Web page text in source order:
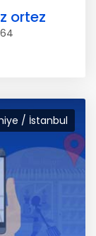
ortez
/ İstanbul